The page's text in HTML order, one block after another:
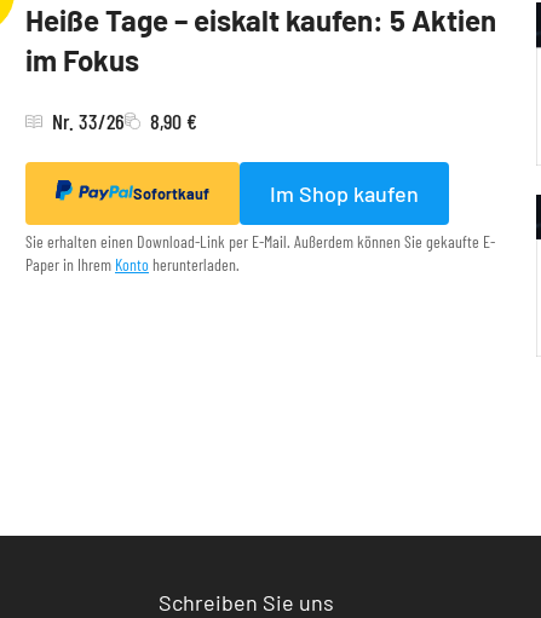
Heiße Tage – eiskalt kaufen: 5 Aktien
im Fokus
Nr. 33/26 8,90 €
Sofortkauf Im Shop kaufen
Sie erhalten einen Download-Link per E-Mail. Außerdem können Sie gekaufte E-
Paper in Ihrem Konto herunterladen.
Schreiben Sie uns